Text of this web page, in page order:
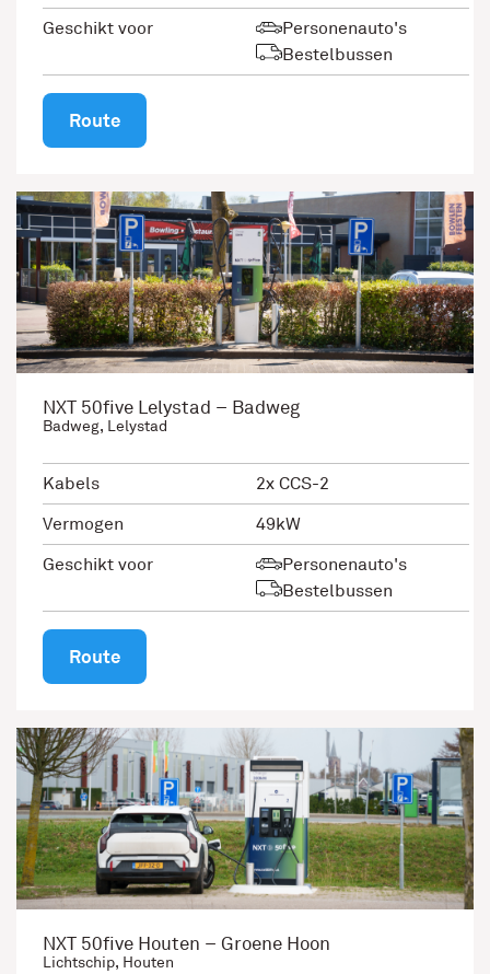
Geschikt voor
Personenauto's
Bestelbussen
Route
NXT 50five Lelystad – Badweg
Badweg, Lelystad
Kabels
2x CCS-2
Vermogen
49kW
Geschikt voor
Personenauto's
Bestelbussen
Route
NXT 50five Houten – Groene Hoon
Lichtschip, Houten